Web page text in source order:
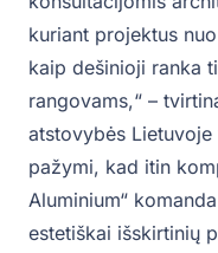
kuriant projektus
kaip dešinioji ranka
rangovams,“ –
atstovybės
pažymi, kad itin
Aluminium“
estetiškai išskirtinių